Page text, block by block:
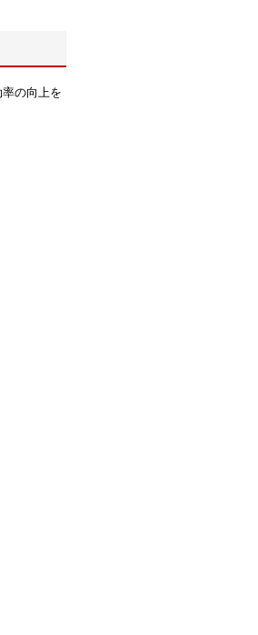
の向上を